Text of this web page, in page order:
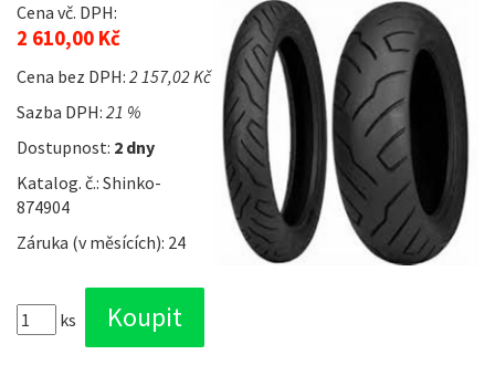
Cena vč. DPH:
2 610,00 Kč
Cena bez DPH: 2 157,02 Kč
Sazba DPH: 21 %
Dostupnost: 2 dny
Katalog. č.: Shinko-
874904
Záruka (v měsících): 24
ks